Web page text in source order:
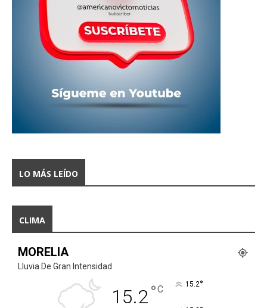
LO MÁS LEÍDO
CLIMA
MORELIA
Lluvia De Gran Intensidad
15.2°C 15.2°